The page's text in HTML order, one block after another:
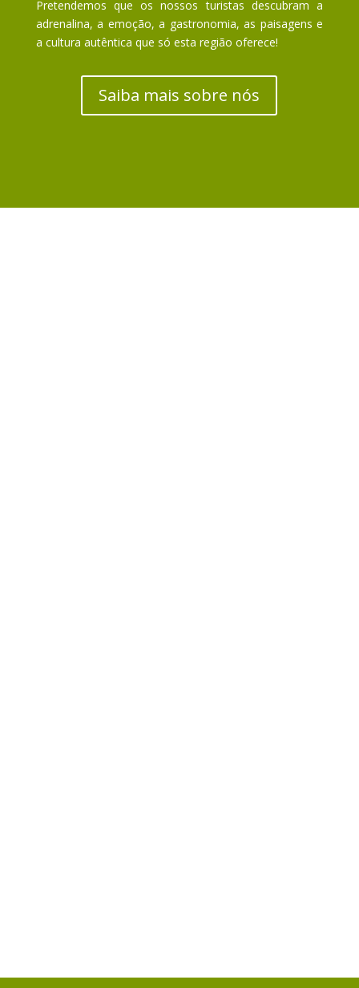
Pretendemos que os nossos turistas descubram a
adrenalina, a emoção, a gastronomia, as paisagens e
a cultura autêntica que só esta região oferece!
Saiba mais sobre nós